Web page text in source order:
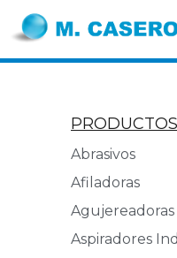
PRODUCTOS
Abrasivos
Afiladoras
Aspiradores